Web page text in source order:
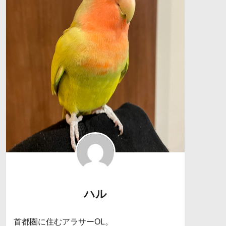
ハル
首都圏に住むアラサーOL。